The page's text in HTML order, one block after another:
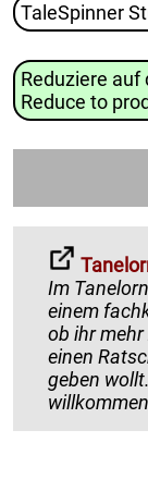
TaleSpinner
Reduziere
Reduce to
Im
einem
ob ihr mehr zu einem Produkt wissen wollt¸
einen
geben wollt.